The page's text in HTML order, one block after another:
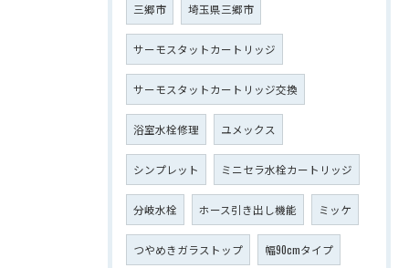
三郷市 埼玉県三郷市
サーモスタットカートリッジ
サーモスタットカートリッジ交換
浴室水栓修理 ユメックス
シンプレット ミニセラ水栓カートリッジ
分岐水栓 ホース引き出し機能 ミッケ
つやめきガラストップ 幅90cmタイプ